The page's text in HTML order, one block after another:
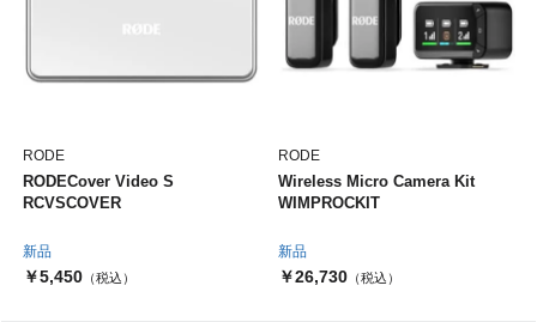
新品
RODE
RODECover Video S
RCVSCOVER
￥5,450 （税込）
新品
RODE
Wireless Micro Camera Kit
WIMPROCKIT
￥26,730（税込）